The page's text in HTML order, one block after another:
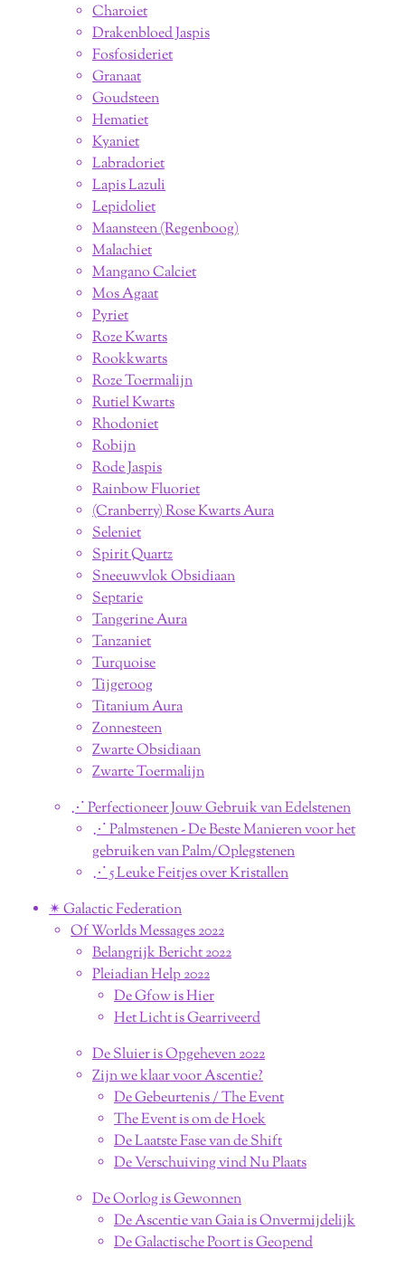
Charoiet
Drakenbloed Jaspis
Fosfosideriet
Granaat
Goudsteen
Hematiet
Kyaniet
Labradoriet
Lapis Lazuli
Lepidoliet
Maansteen (Regenboog)
Malachiet
Mangano Calciet
Mos Agaat
Pyriet
Roze Kwarts
Rookkwarts
Roze Toermalijn
Rutiel Kwarts
Rhodoniet
Robijn
Rode Jaspis
Rainbow Fluoriet
(Cranberry) Rose Kwarts Aura
Seleniet
Spirit Quartz
Sneeuwvlok Obsidiaan
Septarie
Tangerine Aura
Tanzaniet
Turquoise
Tijgeroog
Titanium Aura
Zonnesteen
Zwarte Obsidiaan
Zwarte Toermalijn
⋰ Perfectioneer Jouw Gebruik van Edelstenen
⋰ Palmstenen - De Beste Manieren voor het
gebruiken van Palm/Oplegstenen
⋰ 5 Leuke Feitjes over Kristallen
✴︎ Galactic Federation
Of Worlds Messages 2022
Belangrijk Bericht 2022
Pleiadian Help 2022
De Gfow is Hier
Het Licht is Gearriveerd
De Sluier is Opgeheven 2022
Zijn we klaar voor Ascentie?
De Gebeurtenis / The Event
The Event is om de Hoek
De Laatste Fase van de Shift
De Verschuiving vind Nu Plaats
De Oorlog is Gewonnen
De Ascentie van Gaia is Onvermijdelijk
De Galactische Poort is Geopend